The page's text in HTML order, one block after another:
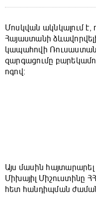
Մոսկվան ակնկալում է,
Հայաստանի
կապահովի
զարգացումը
ոգով։
Այս մասին
Միխայիլ Միշուստինը
հետ հանդիպման